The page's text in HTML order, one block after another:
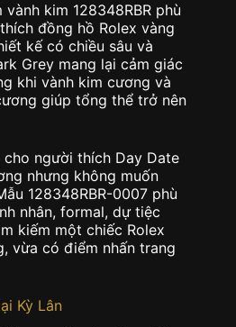
kim 128348RBR phù
đồng hồ Rolex vàng
kế có chiều sâu và
Grey mang lại cảm giác
khi vành kim cương và
giúp tổng thể trở nên
người thích Day Date
nhưng không muốn
128348RBR-0007 phù
nhân, formal, dự tiệc
kiếm một chiếc Rolex
vừa có điểm nhấn trang
Kỳ Lân